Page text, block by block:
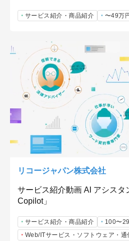
サービス紹介・商品紹介 〜49万
リコージャパン株式会社
サービス紹介動画 AI アシスタ
Copilot」
サービス紹介・商品紹介
100〜
Web/ITサービス・ソフトウェア・通